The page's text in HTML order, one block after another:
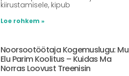
kiirustamisele, kipub
Loe rohkem »
Noorsootöötaja Kogemuslugu: Mu
Elu Parim Koolitus – Kuidas Ma
Norras Loovust Treenisin